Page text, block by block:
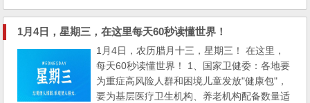
体：地方基建欠了六十多万亿，需要奇迹才还
得上。2022年，城投债的总规模或已达65万
亿元，中国人人均欠近5万； 3、网传一男子
在飞机起飞前冲向舱门，大喊"飞机要出事
了，死神来了"。公安通报：其精神异常已送
医； 4、河南：稳住...
1月4日，星期三，在这里每天60秒读懂世界！
1月4日，农历腊月十三，星期三！ 在这里，
每天60秒读懂世界！ 1、国家卫健委：各地要
为重症高风险人群和困境儿童发放"健康包"，
要为基层医疗卫生机构、养老机构配备数量适